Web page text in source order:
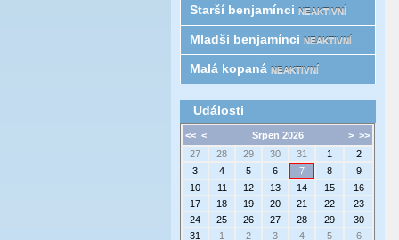
Starší benjamínci NEAKTIVNÍ
Mladši benjamínci NEAKTIVNÍ
Malá kopaná NEAKTIVNÍ
Události
<< < > >>
Srpen 2026
27
28 29 30 31 1
2
3
4 5 6 7 8
9
10
11 12 13 14 15
16
17
18 19 20 21 22
23
24
25 26 27 28 29
30
31
1 2 3 4 5 6